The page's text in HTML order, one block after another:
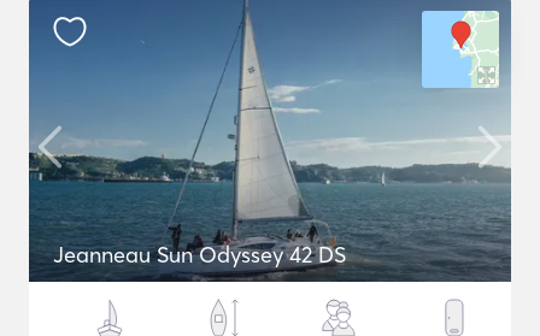
Jeanneau Sun Odyssey 42 DS